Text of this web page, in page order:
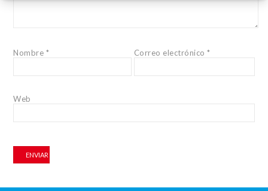
Nombre * Correo electrónico*
Web